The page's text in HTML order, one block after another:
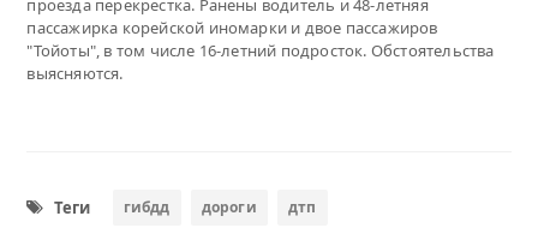
пассажирка корейской иномарки и двое пассажиров
"Тойоты", в том числе 16-летний подросток. Обстоятельства
выясняются.
Теги гибдд дороги дтп